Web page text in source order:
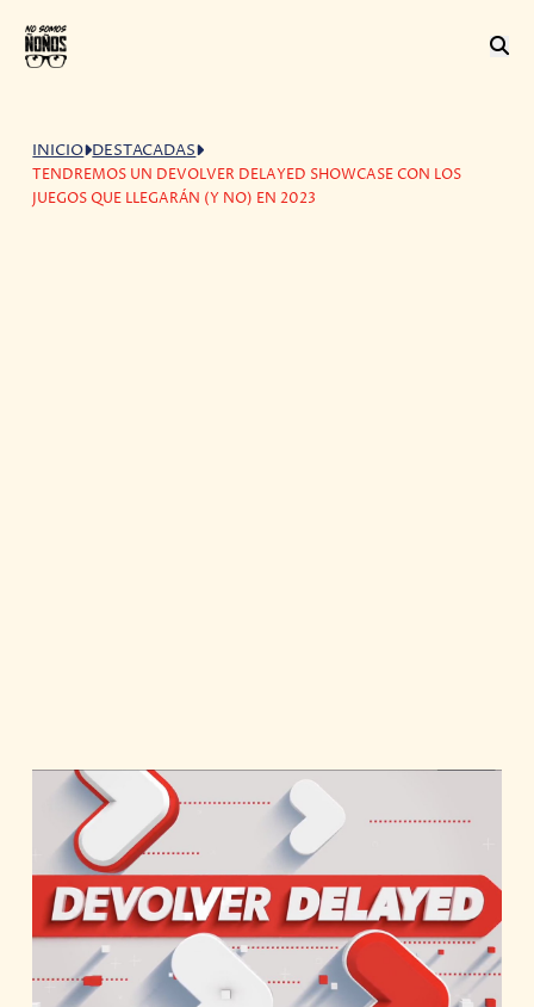
INICIO DESTACADAS
TENDREMOS UN DEVOLVER DELAYED SHOWCASE CON LOS
JUEGOS QUE LLEGARÁN (Y NO) EN 2023